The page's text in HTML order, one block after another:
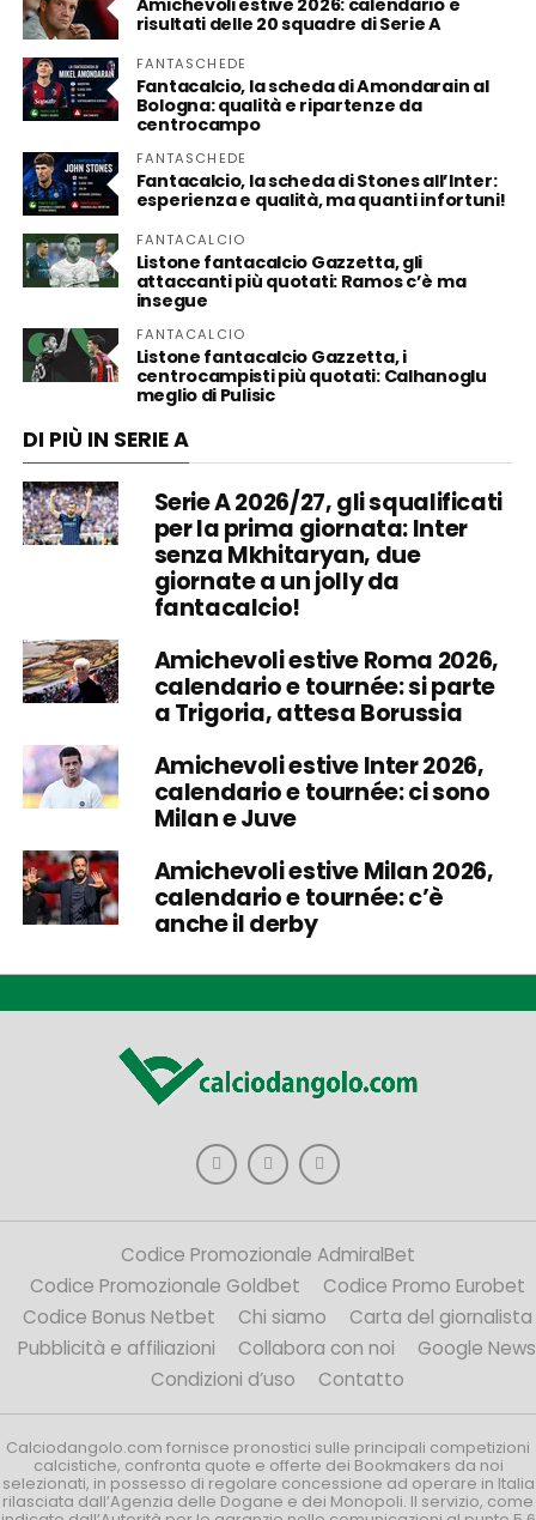
Amichevoli estive 2026: calendario e
risultati delle 20 squadre di Serie A
FANTASCHEDE
Fantacalcio, la scheda di Amondarain al
Bologna: qualità e ripartenze da
centrocampo
FANTASCHEDE
Fantacalcio, la scheda di Stones all’Inter:
esperienza e qualità, ma quanti infortuni!
FANTACALCIO
Listone fantacalcio Gazzetta, gli
attaccanti più quotati: Ramos c’è ma
insegue
FANTACALCIO
Listone fantacalcio Gazzetta, i
centrocampisti più quotati: Calhanoglu
meglio di Pulisic
DI PIÙ IN SERIE A
Serie A 2026/27, gli squalificati
per la prima giornata: Inter
senza Mkhitaryan, due
giornate a un jolly da
fantacalcio!
Amichevoli estive Roma 2026,
calendario e tournée: si parte
a Trigoria, attesa Borussia
Amichevoli estive Inter 2026,
calendario e tournée: ci sono
Milan e Juve
Amichevoli estive Milan 2026,
calendario e tournée: c’è
anche il derby
Codice Promozionale AdmiralBet
Codice Promozionale Goldbet
Codice Promo Eurobet
Codice Bonus Netbet
Chi siamo
Carta del giornalista
Pubblicità e affiliazioni
Collabora con noi
Google News
Condizioni d’uso
Contatto
Calciodangolo.com fornisce pronostici sulle principali competizioni
calcistiche, confronta quote e offerte dei Bookmakers da noi
selezionati, in possesso di regolare concessione ad operare in Italia
rilasciata dall’Agenzia delle Dogane e dei Monopoli. Il servizio, come